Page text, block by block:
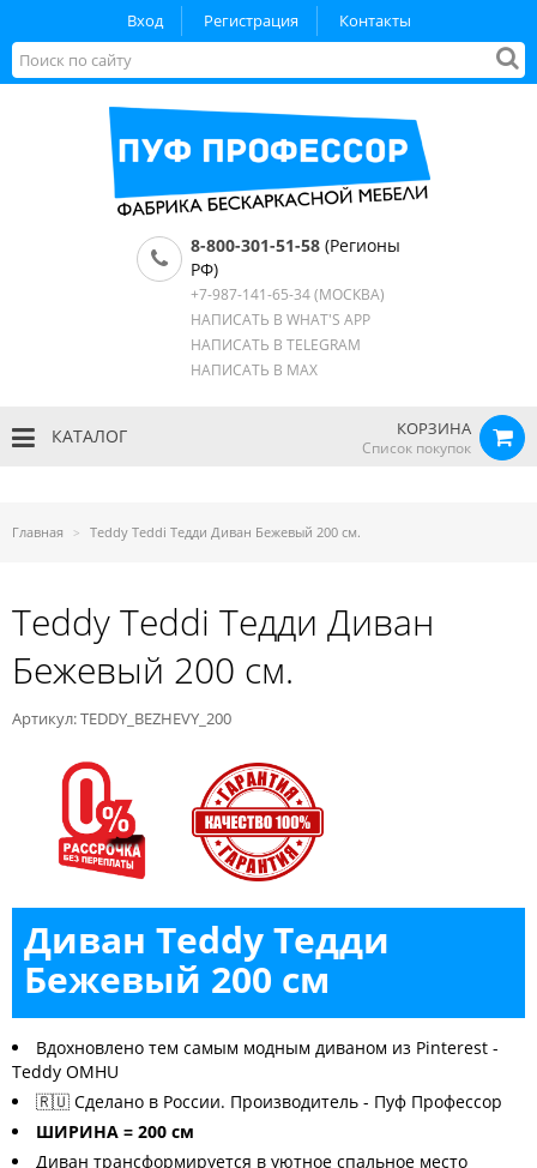
Вход Регистрация Контакты
8-800-301-51-58 (Регионы
РФ)
+7-987-141-65-34(МОСКВА)
НАПИСАТЬ В WHAT'S APP
НАПИСАТЬ В TELEGRAM
НАПИСАТЬ В MAX
КОРЗИНА
Список покупок
КАТАЛОГ
Главная Teddy Teddi Тедди Диван Бежевый 200 см.
Teddy Teddi Тедди Диван
Бежевый 200 см.
Артикул: TEDDY_BEZHEVY_200
Диван Teddy Тедди
Бежевый 200 см
Вдохновлено тем самым модным диваном из Pinterest -
Teddy OMHU
🇷🇺 Сделано в России. Производитель - Пуф Профессор
ШИРИНА = 200 см
Диван трансформируется в уютное спальное место